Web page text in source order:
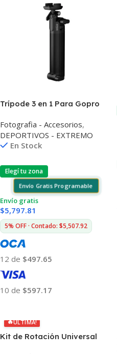
Trípode 3 en 1 Para Gopro
Fotografia - Accesorios,
DEPORTIVOS - EXTREMO
En Stock
Elegí tu zona
Envío Gratis Programable
Envío gratis
$5,797.81
5% OFF · Contado: $5,507.92
12 de $497.65
10 de $597.17
🔥ÚLTIMA!
Kit de Rotación Universal